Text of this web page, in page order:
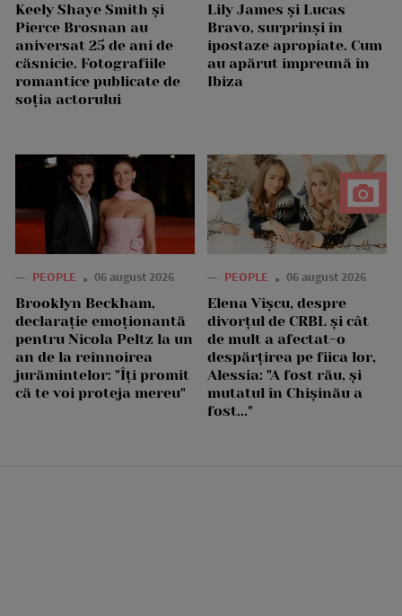
Keely Shaye Smith și
Pierce Brosnan au
aniversat 25 de ani de
căsnicie. Fotografiile
romantice publicate de
soția actorului
Lily James și Lucas
Bravo, surprinși în
ipostaze apropiate. Cum
au apărut împreună în
Ibiza
— PEOPLE 06 august 2026
Brooklyn Beckham,
declarație emoționantă
pentru Nicola Peltz la un
an de la reînnoirea
jurămintelor: "Îți promit
că te voi proteja mereu"
— PEOPLE 06 august 2026
Elena Vîșcu, despre
divorțul de CRBL și cât
de mult a afectat-o
despărțirea pe fiica lor,
Alessia: "A fost rău, și
mutatul în Chișinău a
fost..."